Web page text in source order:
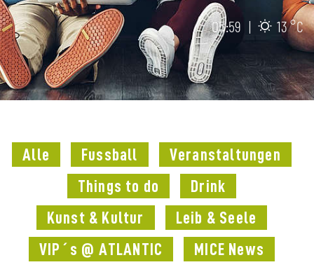
05:59 | 13 °C
Alle Fussball
Veranstaltungen
Things to do
Drink
Kunst & Kultur
Leib & Seele
VIP´s @ ATLANTIC
MICE News